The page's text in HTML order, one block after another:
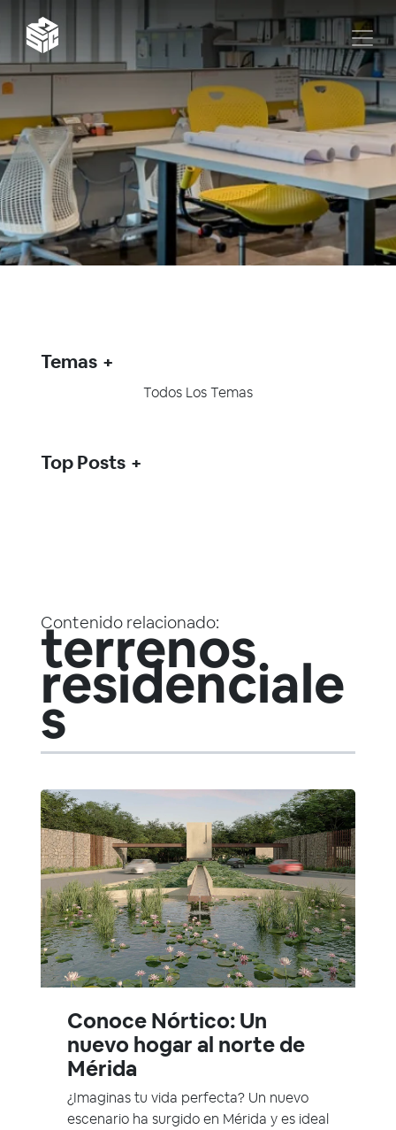
Contenido relacionado:
terrenos
residenciale
s
Conoce Nórtico: Un
nuevo hogar al norte de
Mérida
¿Imaginas tu vida perfecta? Un nuevo
escenario ha surgido en Mérida y es ideal
Temas
Todos Los Temas
Top Posts